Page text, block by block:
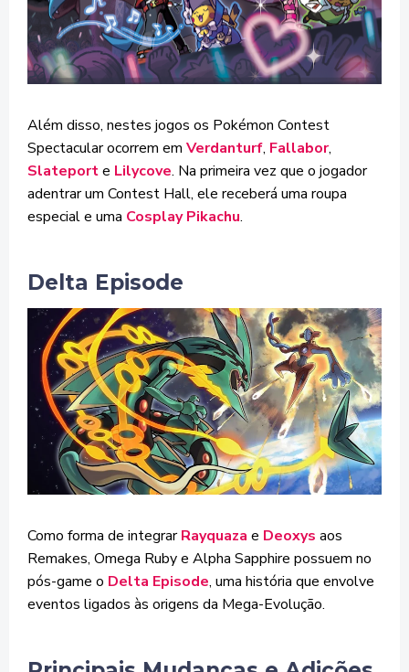
Além disso, nestes jogos os Pokémon Contest
Spectacular ocorrem em Verdanturf, Fallabor,
Slateporte Lilycove. Na primeira vez que o jogador
adentrar um Contest Hall, ele receberá uma roupa
especial e uma Cosplay Pikachu.
Delta Episode
Como forma de integrarRayquaza e Deoxys aos
Remakes, Omega Ruby e Alpha Sapphire possuem no
pós-game o Delta Episode, uma história que envolve
eventos ligados às origens da Mega-Evolução.